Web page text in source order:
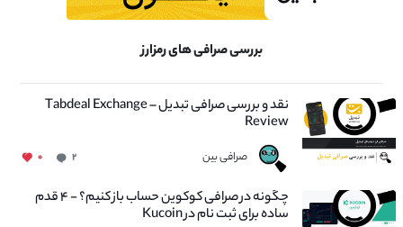
بررسی صرافی های رمزارز
نقد و بررسی صرافی تبدیل – Tabdeal Exchange
Review
صرافی بین ۲ ۰
چگونه در صرافی کوکوین حساب باز کنیم؟ - ۴ قدم
ساده برای ثبت نام در Kucoin